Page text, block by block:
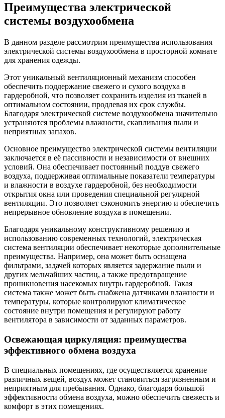
Преимущества электрической
системы воздухообмена
В данном разделе рассмотрим преимущества использования
электрической системы воздухообмена в просторной комнате
для хранения одежды.
Этот уникальный вентиляционный механизм способен
обеспечить поддержание свежего и сухого воздуха в
гардеробной, что позволяет сохранить изделия из тканей в
оптимальном состоянии, продлевая их срок службы.
Благодаря электрической системе воздухообмена значительно
устраняются проблемы влажности, скапливания пыли и
неприятных запахов.
Основное преимущество электрической системы вентиляции
заключается в её пассивности и независимости от внешних
условий. Она обеспечивает постоянный поддув свежего
воздуха, поддерживая оптимальные показатели температуры
и влажности в воздухе гардеробной, без необходимости
открытия окна или проведения специальной регулярной
вентиляции. Это позволяет сэкономить энергию и обеспечить
непрерывное обновление воздуха в помещении.
Благодаря уникальному конструктивному решению и
использованию современных технологий, электрическая
система вентиляции обеспечивает некоторые дополнительные
преимущества. Например, она может быть оснащена
фильтрами, задачей которых является задержание пыли и
других мельчайших частиц, а также предотвращение
проникновения насекомых внутрь гардеробной. Такая
система также может быть снабжена датчиками влажности и
температуры, которые контролируют климатическое
состояние внутри помещения и регулируют работу
вентилятора в зависимости от заданных параметров.
Освежающая циркуляция: преимущества
эффективного обмена воздуха
В специальных помещениях, где осуществляется хранение
различных вещей, воздух может становиться загрязненным и
неприятным для пребывания. Однако, благодаря большой
эффективности обмена воздуха, можно обеспечить свежесть и
комфорт в этих помещениях.